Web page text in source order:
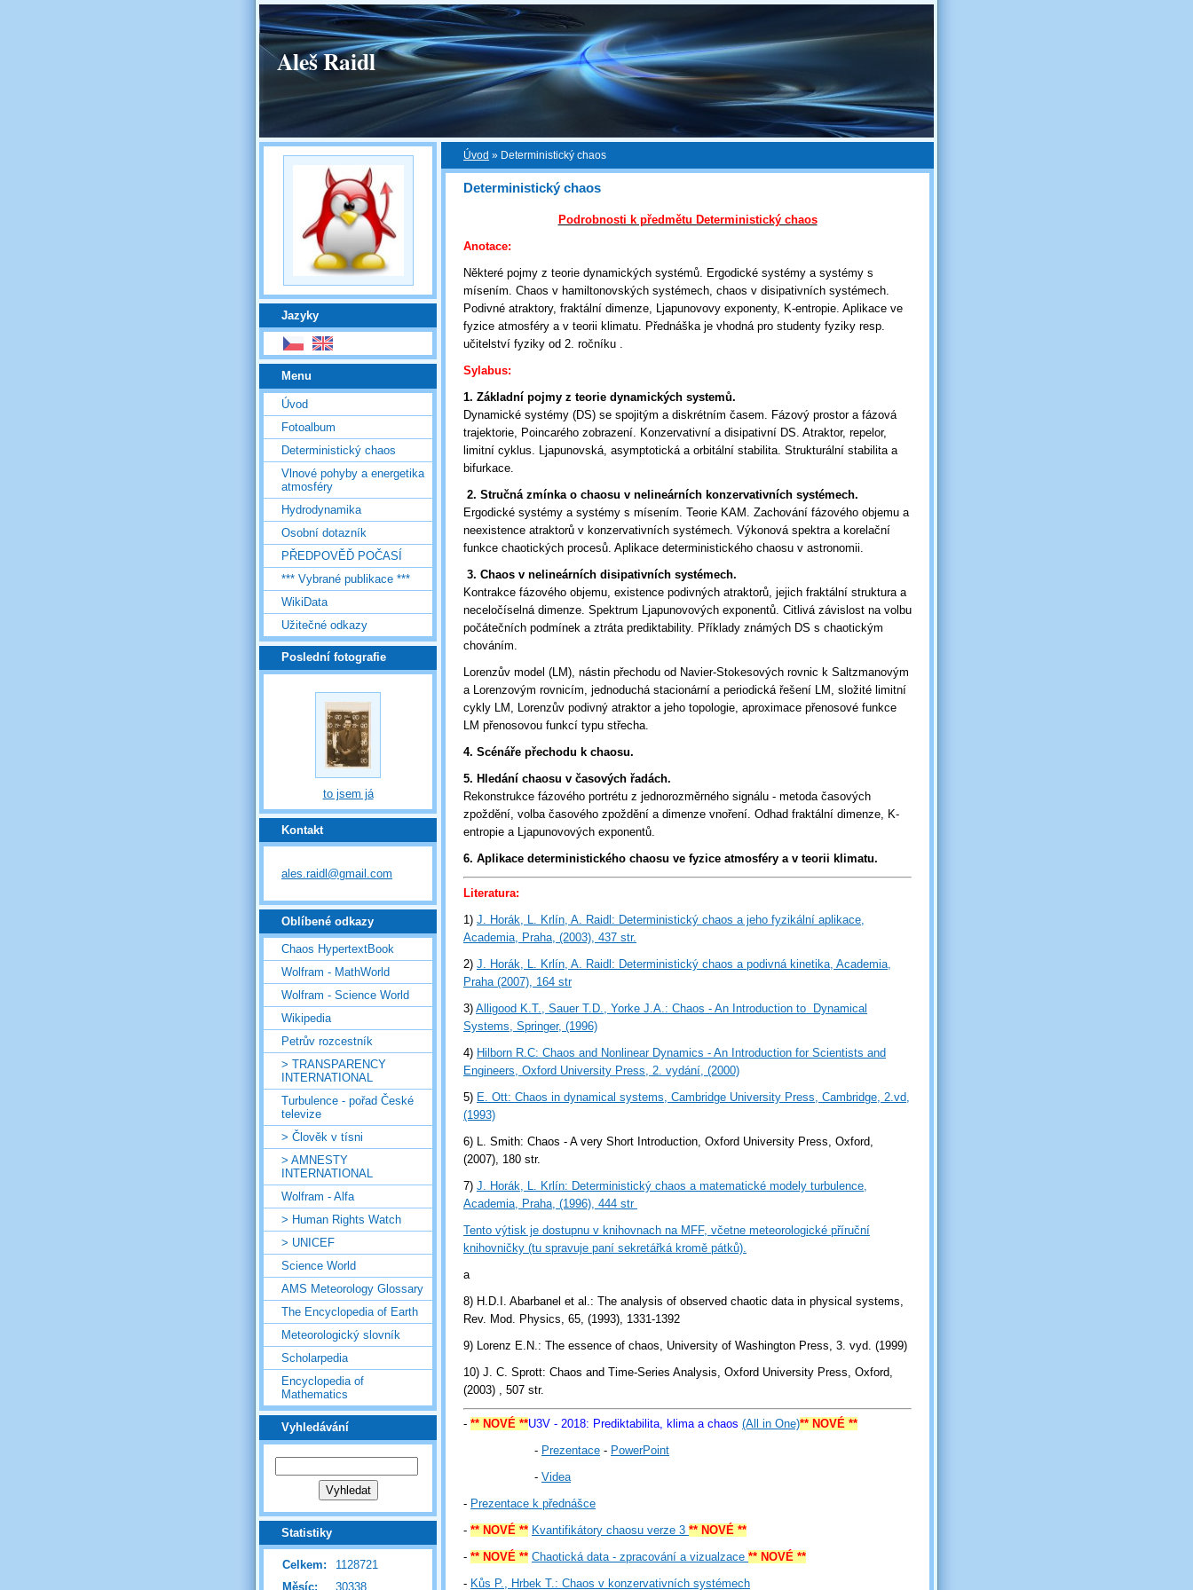
Aleš Raidl
Úvod » Deterministický chaos
Deterministický chaos
Podrobnosti k předmětu Deterministický chaos
Anotace:
Některé pojmy z teorie dynamických systémů. Ergodické systémy a systémy s
mísením. Chaos v hamiltonovských systémech, chaos v disipativních systémech.
Podivné atraktory, fraktální dimenze, Ljapunovovy exponenty, K-entropie. Aplikace ve
fyzice atmosféry a v teorii klimatu. Přednáška je vhodná pro studenty fyziky resp.
učitelství fyziky od 2. ročníku .
Sylabus:
1. Základní pojmy z teorie dynamických systemů.
Dynamické systémy (DS) se spojitým a diskrétním časem. Fázový prostor a fázová
trajektorie, Poincarého zobrazení. Konzervativní a disipativní DS. Atraktor, repelor,
limitní cyklus. Ljapunovská, asymptotická a orbitální stabilita. Strukturální stabilita a
bifurkace.
2. Stručná zmínka o chaosu v nelineárních konzervativních systémech.
Ergodické systémy a systémy s mísením. Teorie KAM. Zachování fázového objemu a
neexistence atraktorů v konzervativních systémech. Výkonová spektra a korelační
funkce chaotických procesů. Aplikace deterministického chaosu v astronomii.
3. Chaos v nelineárních disipativních systémech.
Kontrakce fázového objemu, existence podivných atraktorů, jejich fraktální struktura a
neceločíselná dimenze. Spektrum Ljapunovových exponentů. Citlivá závislost na volbu
počátečních podmínek a ztráta prediktability. Příklady známých DS s chaotickým
chováním.
Lorenzův model (LM), nástin přechodu od Navier-Stokesových rovnic k Saltzmanovým
a Lorenzovým rovnicím, jednoduchá stacionární a periodická řešení LM, složité limitní
cykly LM, Lorenzův podivný atraktor a jeho topologie, aproximace přenosové funkce
LM přenosovou funkcí typu střecha.
4. Scénáře přechodu k chaosu.
5. Hledání chaosu v časových řadách.
Rekonstrukce fázového portrétu z jednorozměrného signálu - metoda časových
zpoždění, volba časového zpoždění a dimenze vnoření. Odhad fraktální dimenze, K-
entropie a Ljapunovových exponentů.
6. Aplikace deterministického chaosu ve fyzice atmosféry a v teorii klimatu.
Literatura:
1) J. Horák, L. Krlín, A. Raidl: Deterministický chaos a jeho fyzikální aplikace,
Academia, Praha, (2003), 437 str.
2) J. Horák, L. Krlín, A. Raidl: Deterministický chaos a podivná kinetika, Academia,
Praha (2007), 164 str
3) Alligood K.T., Sauer T.D., Yorke J.A.: Chaos - An Introduction to Dynamical
Systems, Springer, (1996)
4) Hilborn R.C: Chaos and Nonlinear Dynamics - An Introduction for Scientists and
Engineers, Oxford University Press, 2. vydání, (2000)
5) E. Ott: Chaos in dynamical systems, Cambridge University Press, Cambridge, 2.vd,
(1993)
6) L. Smith: Chaos - A very Short Introduction, Oxford University Press, Oxford,
(2007), 180 str.
7) J. Horák, L. Krlín: Deterministický chaos a matematické modely turbulence,
Academia, Praha, (1996), 444 str
Tento výtisk je dostupnu v knihovnach na MFF, včetne meteorologické příruční
knihovničky (tu spravuje paní sekretářká kromě pátků).
a
8) H.D.I. Abarbanel et al.: The analysis of observed chaotic data in physical systems,
Rev. Mod. Physics, 65, (1993), 1331-1392
9) Lorenz E.N.: The essence of chaos, University of Washington Press, 3. vyd. (1999)
10) J. C. Sprott: Chaos and Time-Series Analysis, Oxford University Press, Oxford,
(2003) , 507 str.
- ** NOVÉ **U3V - 2018: Prediktabilita, klima a chaos (All in One)** NOVÉ **
- Prezentace - PowerPoint
- Videa
- Prezentace k přednášce
- ** NOVÉ ** Kvantifikátory chaosu verze 3 ** NOVÉ **
- ** NOVÉ ** Chaotická data - zpracování a vizualzace ** NOVÉ **
- Kůs P., Hrbek T.: Chaos v konzervativních systémech
Jazyky
Menu
Úvod
Fotoalbum
Deterministický chaos
Vlnové pohyby a energetika
atmosféry
Hydrodynamika
Osobní dotazník
PŘEDPOVĚĎ POČASÍ
*** Vybrané publikace ***
WikiData
Užitečné odkazy
Poslední fotografie
to jsem já
Kontakt
ales.raidl@gmail.com
Oblíbené odkazy
Chaos HypertextBook
Wolfram - MathWorld
Wolfram - Science World
Wikipedia
Petrův rozcestník
> TRANSPARENCY
INTERNATIONAL
Turbulence - pořad České
televize
> Člověk v tísni
> AMNESTY
INTERNATIONAL
Wolfram - Alfa
> Human Rights Watch
> UNICEF
Science World
AMS Meteorology Glossary
The Encyclopedia of Earth
Meteorologický slovník
Scholarpedia
Encyclopedia of
Mathematics
Vyhledávání
Statistiky
Celkem:
1128721
Měsíc:
30338